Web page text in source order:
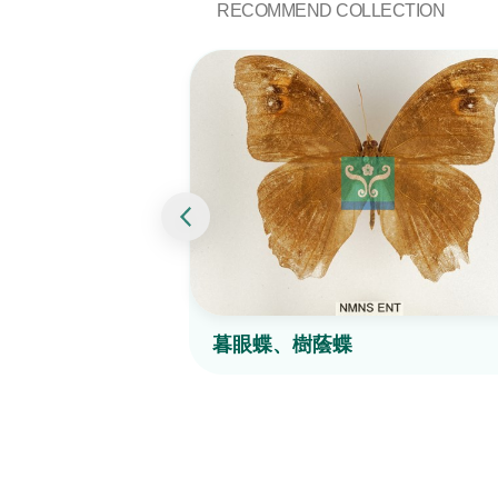
RECOMMEND COLLECTION
暮眼蝶、樹蔭蝶